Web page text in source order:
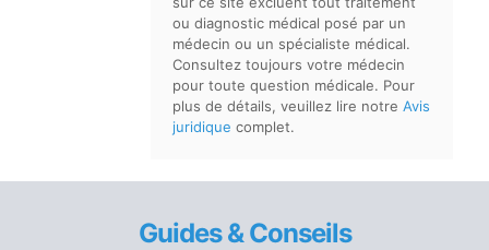
ou diagnostic médical posé par un
médecin ou un spécialiste médical.
Consultez toujours votre médecin
pour toute question médicale. Pour
plus de détails, veuillez lire notre Avis
juridique complet.
Guides & Conseils